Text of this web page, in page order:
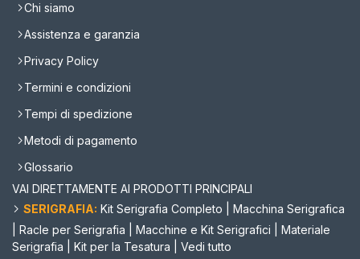
Chi siamo
Assistenza e garanzia
Privacy Policy
Termini e condizioni
Tempi di spedizione
Metodi di pagamento
Glossario
VAI DIRETTAMENTE AI PRODOTTI PRINCIPALI
SERIGRAFIA: Kit Serigrafia Completo
Macchina Serigrafica
Racle per Serigrafia Macchine e Kit Serigrafici
Materiale
Serigrafia
Kit per la Tesatura
Vedi tutto